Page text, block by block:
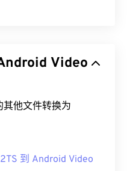
创建 MTS 文件。此文
乎所有操作系统（包括
Video
其他文件转换为
到 Android Video